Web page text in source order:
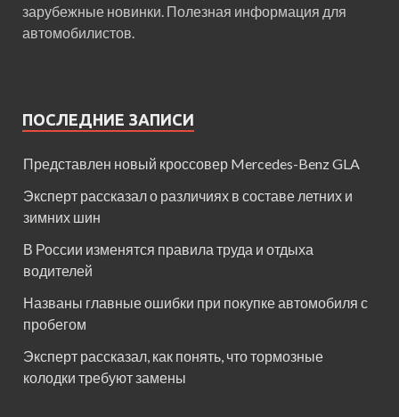
зарубежные новинки. Полезная информация для
автомобилистов.
ПОСЛЕДНИЕ ЗАПИСИ
Представлен новый кроссовер Mercedes-Benz GLA
Эксперт рассказал о различиях в составе летних и
зимних шин
В России изменятся правила труда и отдыха
водителей
Названы главные ошибки при покупке автомобиля с
пробегом
Эксперт рассказал, как понять, что тормозные
колодки требуют замены